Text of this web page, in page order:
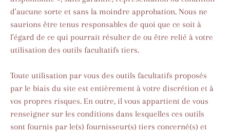
d'aucune sorte et sans la moindre approbation. Nous ne
saurions être tenus responsables de quoi que ce soit à
l'égard de ce qui pourrait résulter de ou être relié à votre
utilisation des outils facultatifs tiers.
Toute utilisation par vous des outils facultatifs proposés
par le biais du site est entièrement à votre discrétion et à
vos propres risques. En outre, il vous appartient de vous
renseigner sur les conditions dans lesquelles ces outils
sont fournis par le(s) fournisseur(s) tiers concerné(s) et